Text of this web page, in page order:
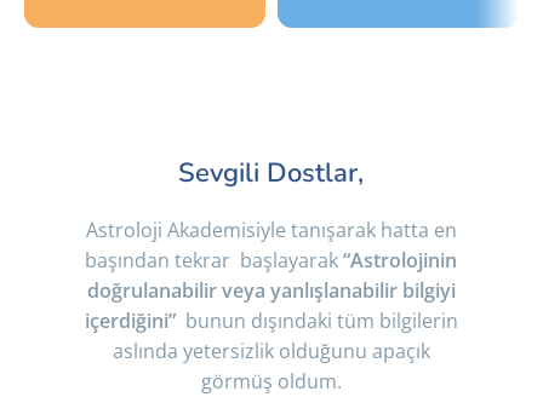
olmayanlar için
webinarlar perculus
üzerinden sizlerle.
eğitimleri ve
aktif olarak derslere
sorularla
katılabileceğiniz,
öğrenirken
eğleneceğiniz sınıf
ortamında
Sevgili Dostlar,
Astroloji Akademisiyle tanışarak hatta en
başından tekrar başlayarak“Astrolojinin
doğrulanabilir veya yanlışlanabilir bilgiyi
içerdiğini” bunun dışındaki tüm bilgilerin
aslında yetersizlik olduğunu apaçık
görmüş oldum.